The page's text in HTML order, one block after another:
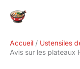
Accueil
Ustensiles
Avis sur les plateaux